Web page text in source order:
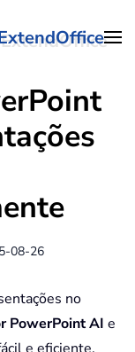
08-26
no
PowerPoint AI e